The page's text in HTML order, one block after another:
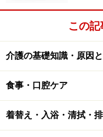
好きな家庭の
に」と指導していま
この
介護の基礎知識・原因
食事・口腔ケア
着替え・入浴・清拭・